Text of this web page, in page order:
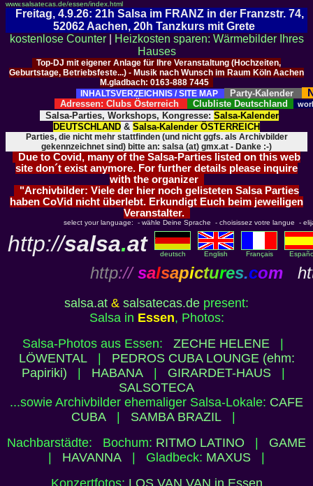
www.salsatecas.de/essen/index.html
Freitag, 4.9.26: 21h Salsa im FRANZ in der Franzstr. 74,
52062 Aachen, 20h Tanzkurs mit Grete
kostenlose Counter|
Heizkosten sparen: Wärmebilder Ihres
Hauses
Top-DJ mit eigener Anlage für Ihre Veranstaltung (Hochzeiten,
Geburtstage, Betriebsfeste...) - Musik nach Wunsch im Raum Köln Aachen
M.gladbach: 0163-888 7445
INHALTSVERZEICHNIS / SITE MAP
Party-Kalender
Adressen: Clubs Österreich Clubliste Deutschland
Salsa-Parties, Workshops, Kongresse: Salsa-Kalender
DEUTSCHLAND & Salsa-Kalender ÖSTERREICH
Parties, die nicht mehr stattfinden (und nicht ggfs. als Archivbilder
gekennzeichnet sind) bitte an: salsa (at) gmx.at - Danke :-)
Due to Covid, many of the Salsa-Parties listed on this web
site don´t exist anymore. For further details please inquire
with the organizer
"Archivbilder: Viele der hier noch gelisteten Salsa Parties
haben CoVid nicht überlebt. Erkundigt Euch beim jeweiligen
Veranstalter.
select your language: - wähle Deine Sprache - choisissez votre langue -
http://salsa.at deutsch English Français
http:// salsapictures.com
salsa.at & salsatecas.de present:
Salsa in Essen, Photos:
Salsa-Photos aus Essen: ZECHE HELENE
LÖWENTAL| PEDROS CUBA LOUNGE (ehm:
Papiriki)
HABANA| GIRARDET-HAUS|
SALSOTECA
...sowie Archivbilder ehemaliger Salsa-Lokale: CAFE
CUBA| SAMBA BRAZIL|
Nachbarstädte: Bochum: RITMO LATINO
GAME
HAVANNA | Gladbeck: MAXUS
Konzertfotos: LOS VAN VAN in Essen